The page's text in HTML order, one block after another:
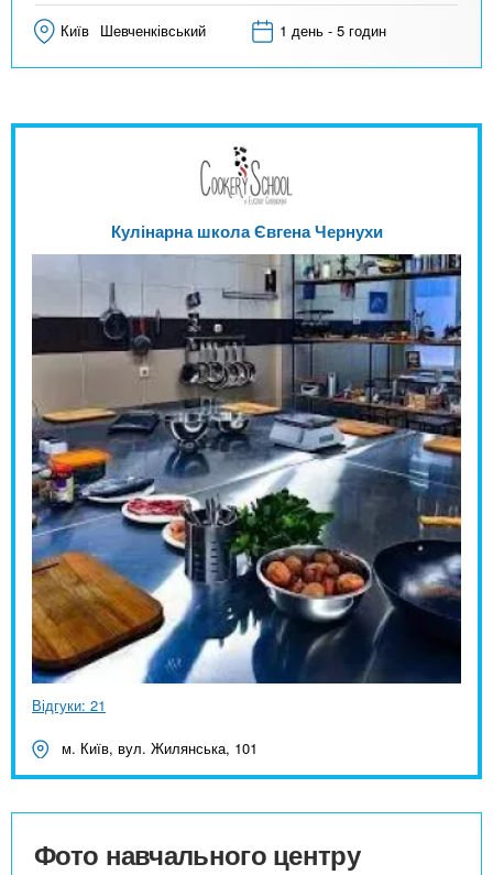
Київ Шевченківський 1 день - 5 годин
Кулінарна школа Євгена Чернухи
Відгуки: 21
м. Київ, вул. Жилянська, 101
Фото навчального центру